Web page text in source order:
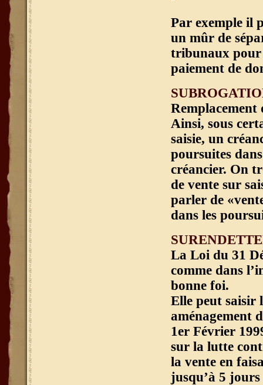
Par exemple il
un mûr de
tribunaux pour
paiement de
Remplacement
Ainsi, sous
saisie, un
poursuites
créancier. On
de vente sur
parler de
dans les
La Loi du 31
comme dans
bonne foi.
Elle peut saisir
aménagement
1er Février
sur la lutte
la vente en
jusqu’à 5